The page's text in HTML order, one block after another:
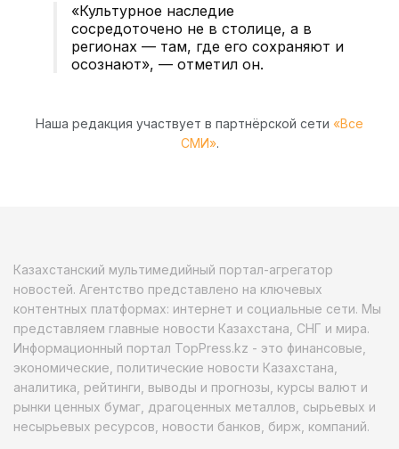
«Культурное наследие
сосредоточено не в столице, а в
регионах — там, где его сохраняют и
осознают», — отметил он.
Наша редакция участвует в партнёрской сети «Все
СМИ».
Казахстанский мультимедийный портал-агрегатор
новостей. Агентство представлено на ключевых
контентных платформах: интернет и социальные сети. Мы
представляем главные новости Казахстана, СНГ и мира.
Информационный портал TopPress.kz - это финансовые,
экономические, политические новости Казахстана,
аналитика, рейтинги, выводы и прогнозы, курсы валют и
рынки ценных бумаг, драгоценных металлов, сырьевых и
несырьевых ресурсов, новости банков, бирж, компаний.